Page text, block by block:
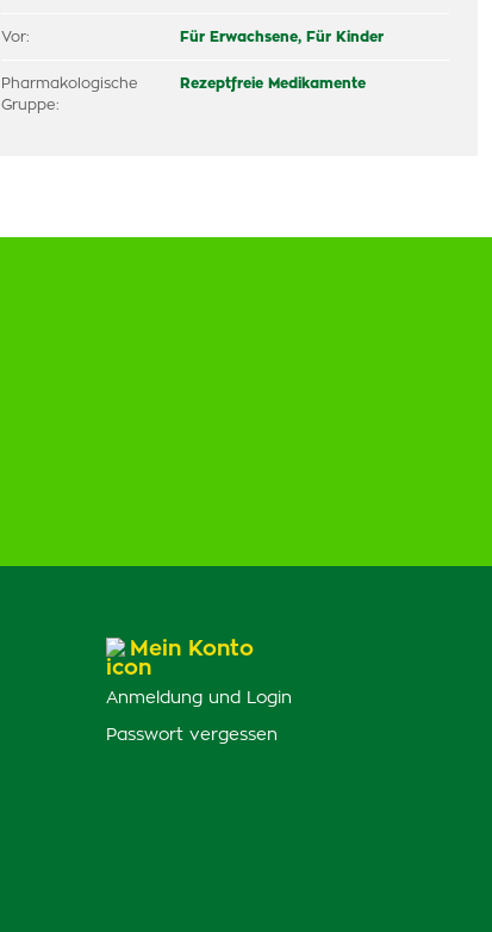
Vor: Für Erwachsene, Für Kinder
Pharmakologische
Gruppe:
Rezeptfreie Medikamente
Mein Konto
Anmeldung und Login
Passwort vergessen